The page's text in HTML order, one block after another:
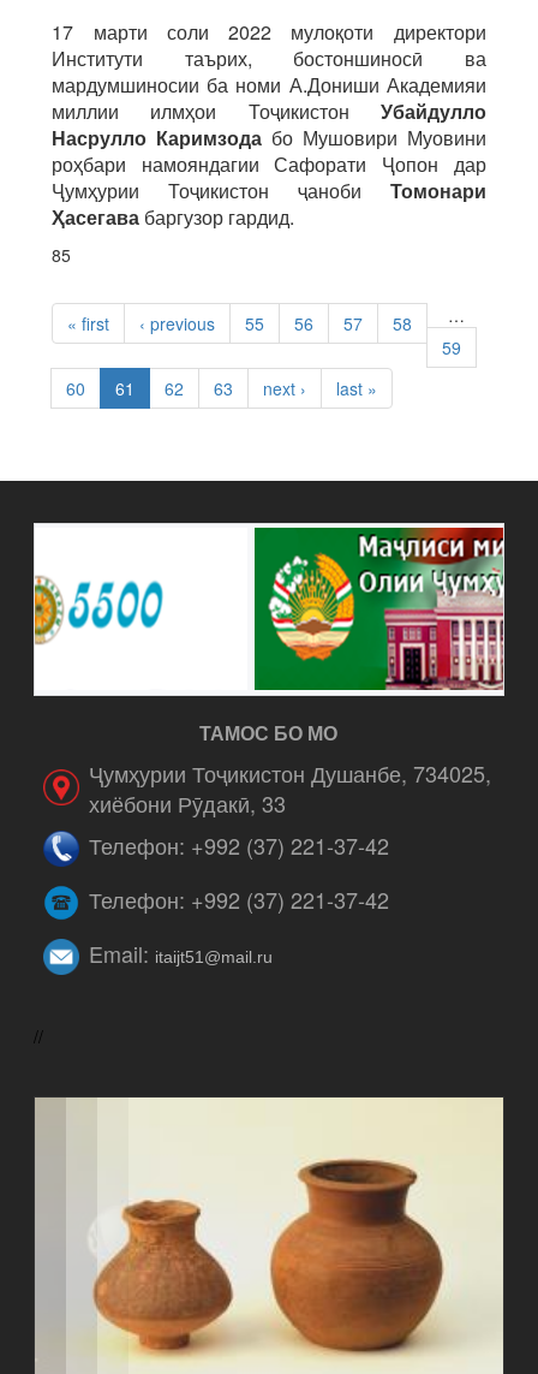
17 марти соли 2022 мулоқоти директори
Институти таърих, бостоншиносӣ ва
мардумшиносии ба номи А.Дониши Академияи
миллии илмҳои Тоҷикистон Убайдулло
Насрулло Каримзода бо Мушовири Муовини
роҳбари намояндагии Сафорати Ҷопон дар
Ҷумҳурии Тоҷикистон ҷаноби Томонари
Ҳасегава баргузор гардид.
85
PAGES
« first ‹ previous …
55 56 57
58
59
60
61 62 63 next › last »
ТАМОС БО МО
Ҷумҳурии Тоҷикистон Душанбе, 734025,
хиёбони Рӯдакӣ, 33
Телефон: +992 (37) 221-37-42
Телефон: +992 (37) 221-37-42
Email: itaijt51@mail.ru
//